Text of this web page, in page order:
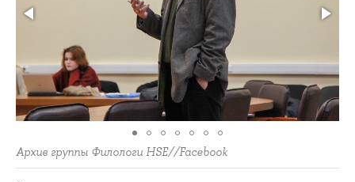
Архив группы Филологи HSE//Facebook